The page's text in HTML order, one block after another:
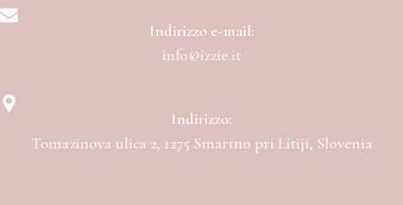
Indirizzo e-mail:
info@izzie.it
Indirizzo:
Tomazinova ulica 2, 1275 Smartno pri Litiji, Slovenia